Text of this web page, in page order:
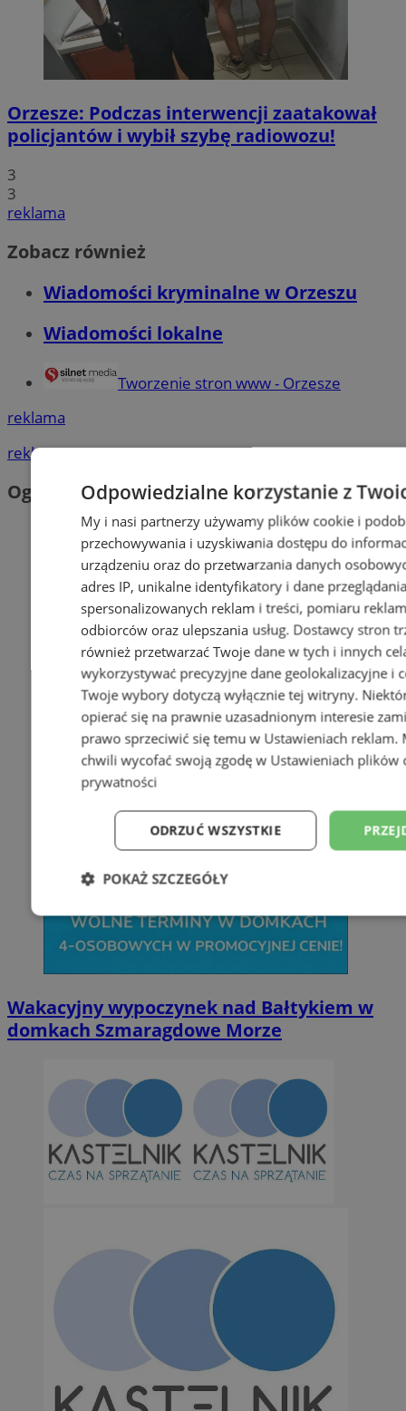
Orzesze: Podczas interwencji zaatakował
policjantów i wybił szybę radiowozu!
3
3
reklama
Zobacz również
Wiadomości kryminalne w Orzeszu
Wiadomości lokalne
Tworzenie stron www - Orzesze
reklama
reklama
Ogłoszenia
Wakacyjny wypoczynek nad Bałtykiem w
domkach Szmaragdowe Morze
Odpowiedzialne korzystanie z
My i nasi partnerzy używamy plików cookie i
przechowywania i uzyskiwania dostępu do
urządzeniu oraz do przetwarzania danych
adres IP, unikalne identyfikatory i dane
spersonalizowanych reklam i treści, pomiaru
odbiorców oraz ulepszania usług. Dostawcy stron
również przetwarzać Twoje dane w tych i innych
wykorzystywać precyzyjne dane geolokalizacyjne i
Twoje wybory dotyczą wyłącznie tej witryny.
opierać się na prawnie uzasadnionym interesie
prawo sprzeciwić się temu w Ustawieniach reklam.
chwili wycofać swoją zgodę w Ustawieniach plików
prywatności
ODRZUĆ WSZYSTKIE
POKAŻ SZCZEGÓŁY
Niezbędne Wydajność
Niezbędne Wydajność Targetowanie
Niezbędne pliki cookie umożliwiają korzystanie z podstawowych
takich jak logowanie użytkownika i zarządzanie kontem. Bez
można prawidłowo korzystać ze strony internetowej.
SessID
orzesze.com.pl
QeSessID
MvSessID orzesze.com.pl
VISITOR_PRIVACY_METADATA
YouTube